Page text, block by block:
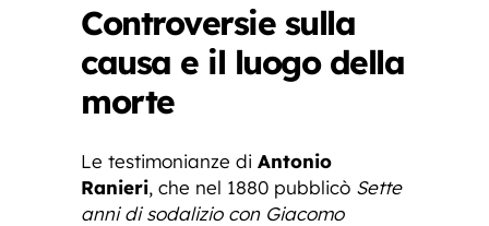
Controversie sulla
causa e il luogo della
morte
Le testimonianze di Antonio
Ranieri, che nel 1880 pubblicò Sette
anni di sodalizio con Giacomo